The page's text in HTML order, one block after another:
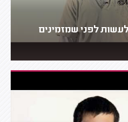
לפני שמזמינים